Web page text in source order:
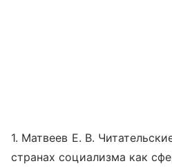
1. Матвеев Е. В.
странах социализма как